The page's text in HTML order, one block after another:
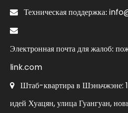
 Техническая поддержка:

Электронная почта для жалоб:
link.com
 Штаб-квартира в Шэньчжэне:
идей Хуацян, улица Гуангуан,